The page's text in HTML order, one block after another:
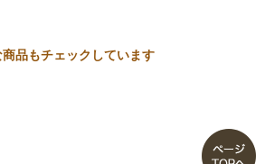
品もチェックしています